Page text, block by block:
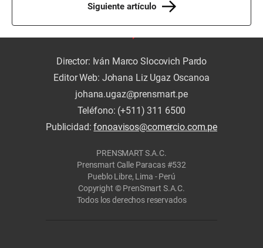
Siguiente artículo
Director: Iván Marco Slocovich Pardo
Editor Web: Johana Liz Ugaz Oscanoa
johana.ugaz@prensmart.pe
Teléfono: (+511) 311 6500
Publicidad:fonoavisos@comercio.com.pe
PRENSMART S.A.C.
Prensmart Calle Paracas #532
Pueblo Libre, Lima - Perú
Copyright © PrenSmart S.A.C.
Todos los derechos reservados